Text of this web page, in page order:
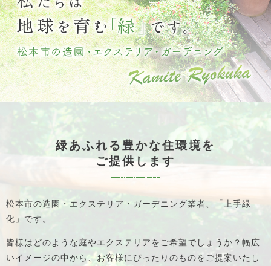
緑あふれる豊かな住環境を
ご提供します
松本市の造園・エクステリア・ガーデニング業者、「上手緑
化」です。
皆様はどのような庭やエクステリアをご希望でしょうか？ 幅広
いイメージの中から、お客様にぴったりのものをご提案いたし